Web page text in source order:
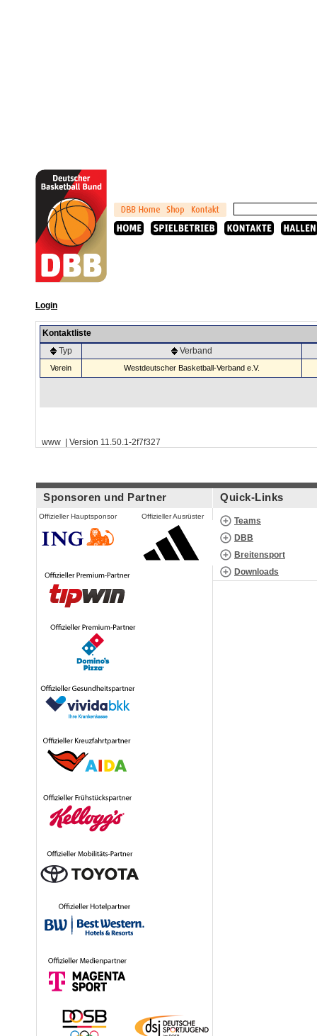
Login
Kontaktliste
Typ
Verband
Verein Westdeutscher Basketball-Verband e.V.
www | Version 11.50.1-2f7f327
Sponsoren und Partner
Offizieller Hauptsponsor Offizieller Ausrüster
Quick-Links
Teams
DBB
Breitensport
Downloads